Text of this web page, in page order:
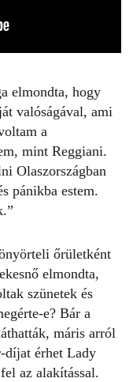
elmondta, hogy
valóságával, ami
a
mint Reggiani.
Olaszországban
pánikba estem.
őrületként
elmondta,
szünetek és
e? Bár a
máris arról
díjat érhet Lady
az alakítással.